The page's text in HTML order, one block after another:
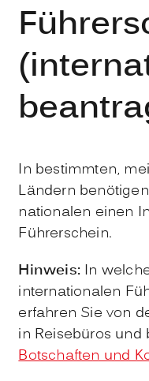
In bestimmten,
Ländern
nationalen einen
Führerschein.
Hinweis: In
internationalen
erfahren Sie von
in Reisebüros
Botschaften und